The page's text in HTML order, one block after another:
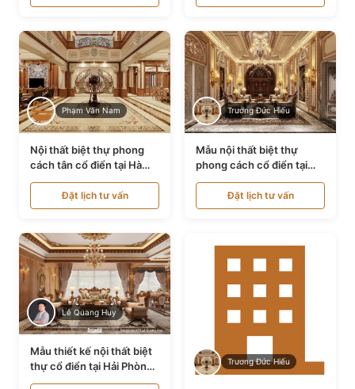
Phạm Văn Nam
Nội thất biệt thự phong
cách tân cổ điển tại Hà
Nội NT24405
Đặt lịch tư vấn
Trương Đức Hiếu
Mẫu nội thất biệt thự
phong cách cổ điển tại
Bình Dương NT24532
Đặt lịch tư vấn
Lê Quang Huy
Mẫu thiết kế nội thất biệt
thự cổ điển tại Hải Phòng
NT24535
Trương Đức Hiếu